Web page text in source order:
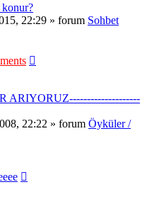
konur?
22:29 » forum Sohbet
ARIYORUZ--------------------
22:22 » forum Öyküler /